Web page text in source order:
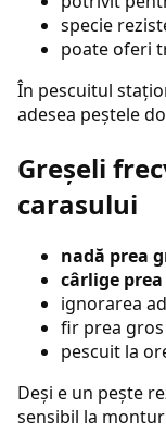
specie
poate oferi
În pescuitul
adesea peștele
Greșeli
carasului
nadă prea
cârlige
ignorarea
fir prea gros
pescuit la
Deși e un pește
sensibil la